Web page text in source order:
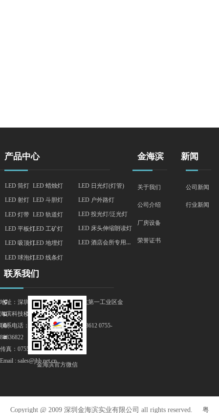
公司新闻
行业新闻
关于我们
公司介绍
厂房设备
荣誉证书
LED 日光灯(灯管)
LED 户外路灯
LED 投光灯/泛光灯
LED 床头伸缩朗读灯
LED 酒店会所专用平板灯
LED 蜡烛灯
LED 斗胆灯
LED 轨道灯
LED 工矿灯
LED 地埋灯
LED 线条灯
LED 筒灯
LED 射灯
LED 灯带
LED 平板灯
LED 吸顶灯
LED 球泡灯
产品中心 金海滨 新闻
联系我们
地址：深圳市宝安区石岩街道料坑第一工业区金
海滨科技楼
联系电话：4008309880 0755-88893612 0755-
88836822
传真：0755-29511266
Email : sales@jhb.net.cn
끇
뀰
넔
낂
金海滨官方微信
Copyright @ 2009 深圳金海滨实业有限公司 all rights reserved. 粤